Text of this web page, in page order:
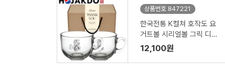
상품번호 847221
한국전통 K컬쳐 호작도 요
거트볼 시리얼볼 그릭 디저
트 머그컵 470ml 2P 기프
12,100원